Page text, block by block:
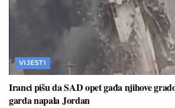
VIJESTI
Iranci pišu da SAD opet gađa njihove
garda napala Jordan